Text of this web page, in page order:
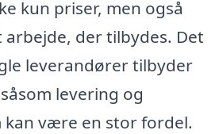
kun priser, men også
der tilbydes. Det
leverandører tilbyder
levering og
være en stor fordel.